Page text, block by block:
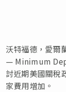
沃特福德，愛爾
— Minimum
討近期美國關稅
家費用增加。